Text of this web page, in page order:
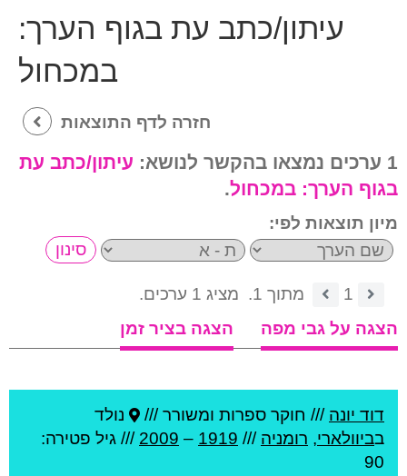
עיתון/כתב עת בגוף הערך:
במכחול
חזרה לדף התוצאות
1 ערכים נמצאו בהקשר לנושא:
עיתון/כתב עת
בגוף הערך: במכחול.
מיון תוצאות לפי:
1 מתוך 1.
מציג 1 ערכים.
הצגה על גבי מפה
הצגה בציר זמן
דוד יונה /// חוקר ספרות ומשורר ///
נולד
בביוולארי, רומניה ///
1919
–
2009 /// גיל פטירה:
90